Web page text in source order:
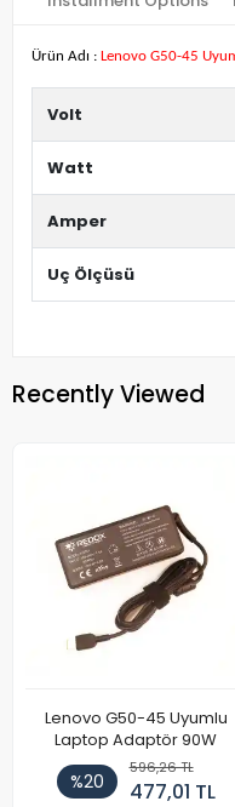
Ürün Adı : Lenovo G50-45
Volt
Watt
Amper
Uç Ölçüsü
Recently Viewed
Lenovo G50-45 Uyumlu
Laptop Adaptör 90W
%20
596,26 TL
477,01 TL